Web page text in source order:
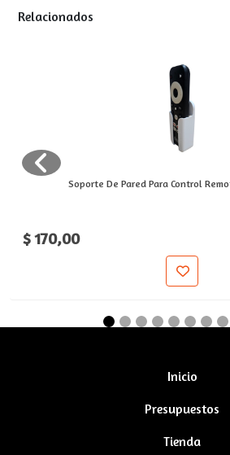
Relacionados
Soporte De Pared Para Control
$ 170,00
Inicio
Presupuestos
Tienda